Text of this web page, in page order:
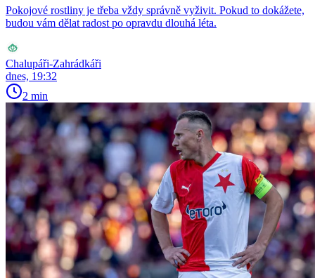
Pokojové rostliny je třeba vždy správně vyživit. Pokud to dokážete,
budou vám dělat radost po opravdu dlouhá léta.
Chalupáři-Zahrádkáři
dnes, 19:32
2 min